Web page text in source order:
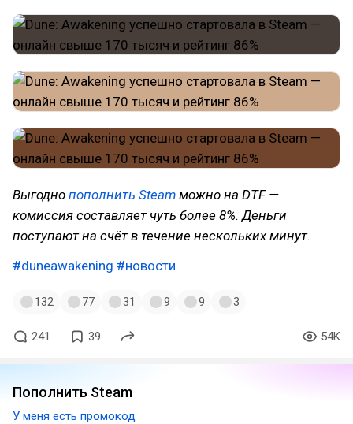
Выгодно пополнить Steam можно на DTF —
комиссия составляет чуть более 8%. Деньги
поступают на счёт в течение нескольких минут.
#duneawakening #новости
132 77 31 9 9 3
241 39 54K
Пополнить Steam
У меня есть промокод